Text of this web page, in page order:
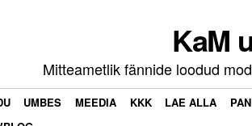
KaM
Mitteametlik fännide loodud
UMBES MEEDIA KKK LAE ALLA